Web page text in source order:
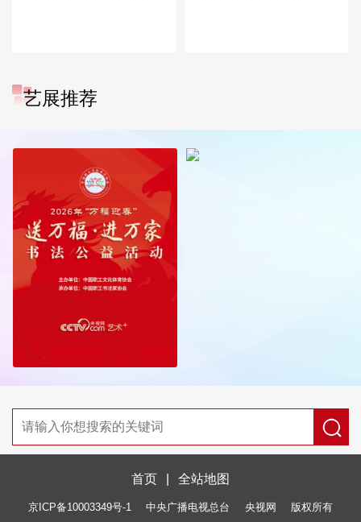
艺展推荐
首页 全站地图
京ICP备10003349号-1 中央广播电视总台 央视网 版权所有